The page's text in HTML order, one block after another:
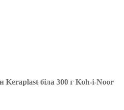
Keraplast біла 300 г Koh-i-Noor